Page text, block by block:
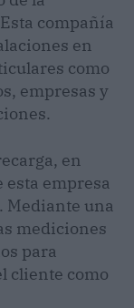
compañía
en
como
empresas y
en
empresa
Mediante una
mediciones
para
cliente como